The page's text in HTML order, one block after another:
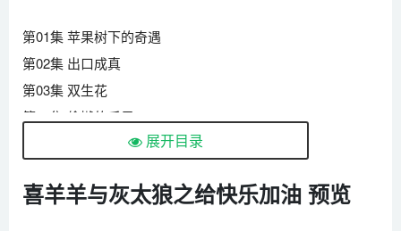
第01集 苹果树下的奇遇
第02集 出口成真
第03集 双生花
第04集 偷懒的后果
第07集 负荆请罪
展开目录
喜羊羊与灰太狼之给快乐加油 预览